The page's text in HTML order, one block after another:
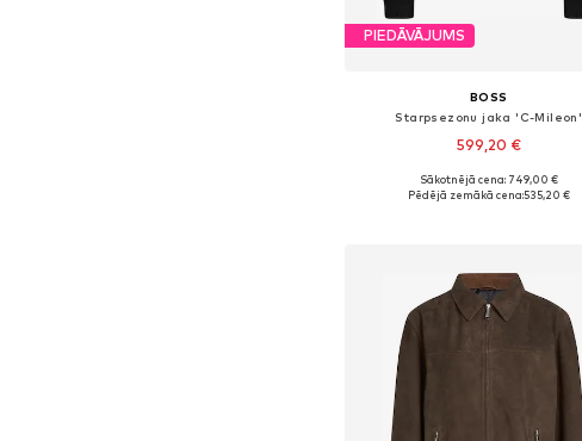
PIEDĀVĀJUMS
BOSS
Starpsezonu jaka 'C-Mileon'
599,20 €
Pieejams daudzos izmēros
Sākotnējā cena: 749,00 €
Pēdējā zemākā cena:535,20 €